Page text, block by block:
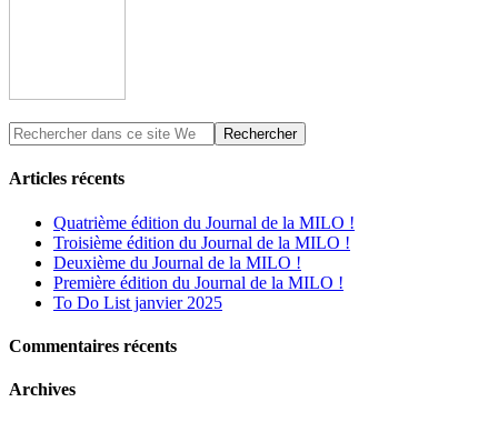
Articles récents
Quatrième édition du Journal de la MILO !
Troisième édition du Journal de la MILO !
Deuxième du Journal de la MILO !
Première édition du Journal de la MILO !
To Do List janvier 2025
Commentaires récents
Archives